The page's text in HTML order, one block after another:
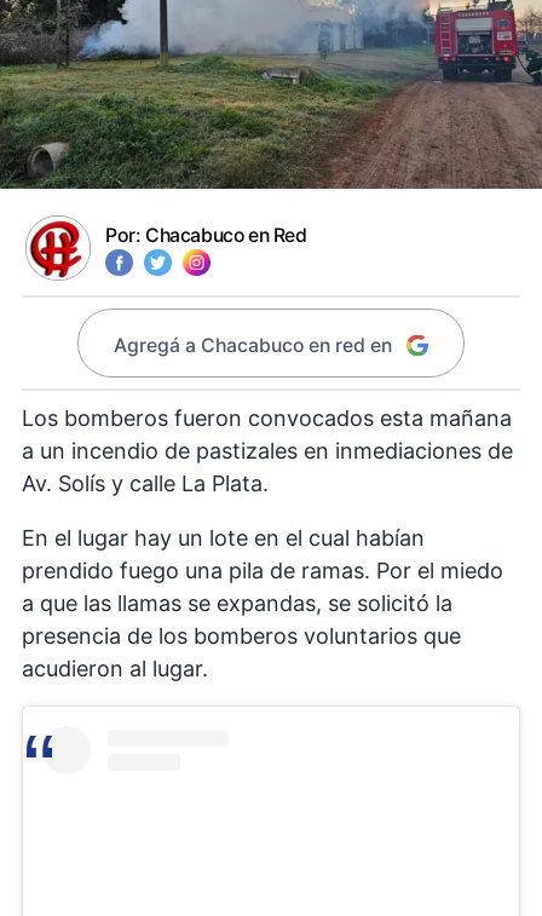
Por: Chacabuco en Red
Agregá a Chacabuco en red en
Los bomberos fueron convocados esta mañana
a un incendio de pastizales en inmediaciones de
Av. Solís y calle La Plata.
En el lugar hay un lote en el cual habían
prendido fuego una pila de ramas. Por el miedo
a que las llamas se expandas, se solicitó la
presencia de los bomberos voluntarios que
acudieron al lugar.